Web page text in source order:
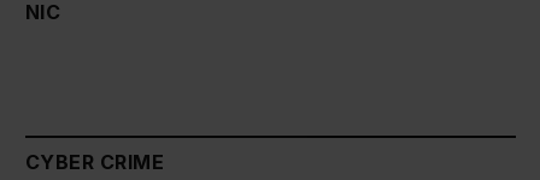
NIC
CYBER CRIME